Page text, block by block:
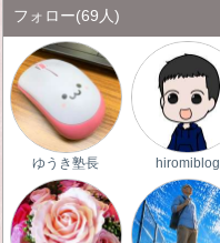
フォロー(69人)
ゆうき塾長 hiromiblog